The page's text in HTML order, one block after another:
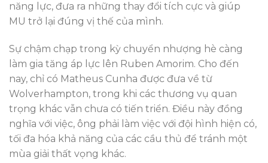
năng lực, đưa ra những thay đổi tích cực và giúp
MU trở lại đúng vị thế của mình.
Sự chậm chạp trong kỳ chuyển nhượng hè càng
làm gia tăng áp lực lên Ruben Amorim. Cho đến
nay, chỉ có Matheus Cunha được đưa về từ
Wolverhampton, trong khi các thương vụ quan
trọng khác vẫn chưa có tiến triển. Điều này đồng
nghĩa với việc, ông phải làm việc với đội hình hiện có,
tối đa hóa khả năng của các cầu thủ để tránh một
mùa giải thất vọng khác.